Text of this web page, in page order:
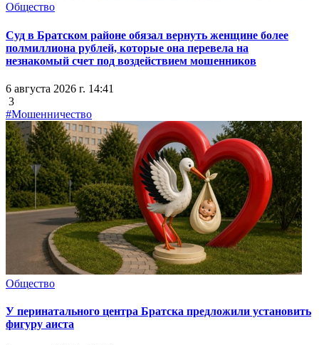
Общество
Суд в Братском районе обязал вернуть женщине более
полмиллиона рублей, которые она перевела на
незнакомый счет под воздействием мошенников
6 августа 2026 г. 14:41
3
#Мошенничество
Общество
У перинатального центра Братска предложили установить
фигуру аиста